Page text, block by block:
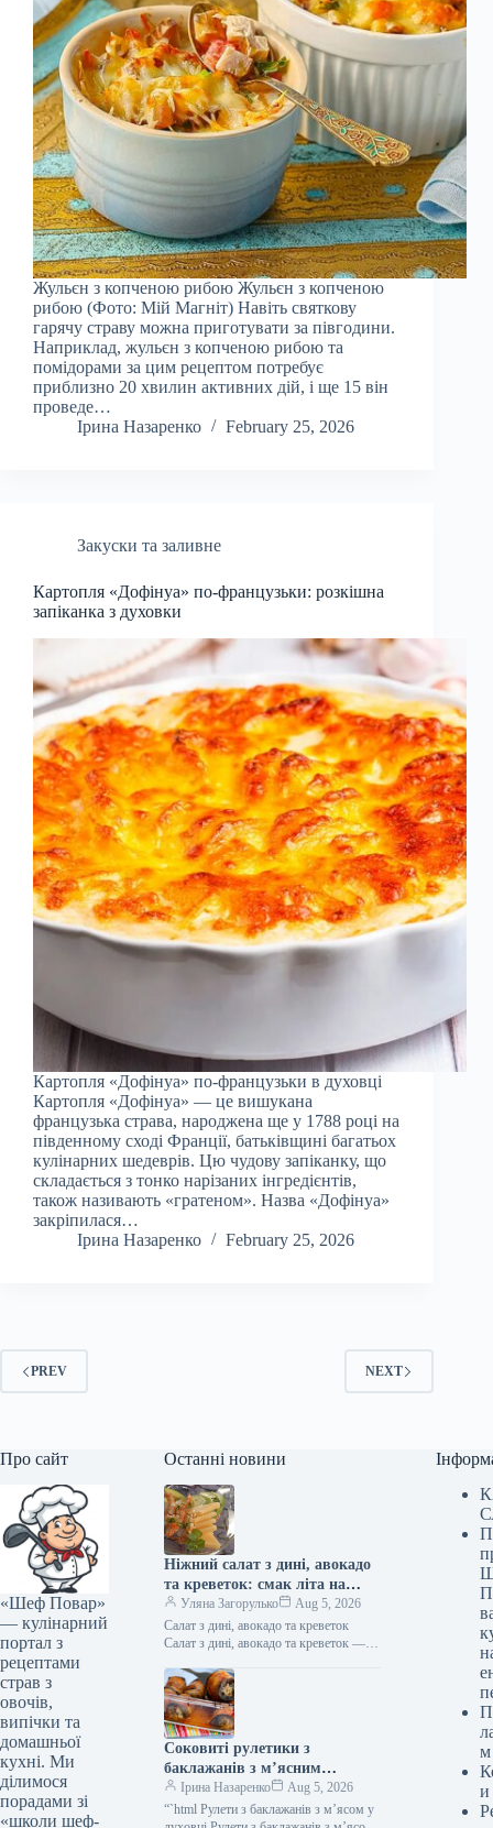
Жульєн з копченою рибою Жульєн з копченою
рибою (Фото: Мій Магніт) Навіть святкову
гарячу страву можна приготувати за півгодини.
Наприклад, жульєн з копченою рибою та
помідорами за цим рецептом потребує
приблизно 20 хвилин активних дій, і ще 15 він
проведе…
Ірина Назаренко
February 25, 2026
Закуски та заливне
Картопля «Дофінуа» по-французьки: розкішна
запіканка з духовки
Картопля «Дофінуа» по-французьки в духовці
Картопля «Дофінуа» — це вишукана
французька страва, народжена ще у 1788 році на
південному сході Франції, батьківщині багатьох
кулінарних шедеврів. Цю чудову запіканку, що
складається з тонко нарізаних інгредієнтів,
також називають «гратеном». Назва «Дофінуа»
закріпилася…
Ірина Назаренко
February 25, 2026
PREV NEXT
Про сайт
«Шеф Повар»
— кулінарний
портал з
рецептами
страв з
овочів,
випічки та
домашньої
кухні. Ми
ділимося
порадами зі
«школи шеф-
Останні новини
Ніжний салат з дині, авокадо
та креветок: смак літа на
вашій тарілці
Уляна Загорулько
Aug 5, 2026
Салат з дині, авокадо та креветок
Салат з дині, авокадо та креветок —
фуршетного столу: легкий,…
Соковиті рулетики з
баклажанів з м’ясним
фаршем: апетитний рецепт у
духовці
Ірина Назаренко
Aug 5, 2026
“`html Рулети з баклажанів з м’ясом у
м
и